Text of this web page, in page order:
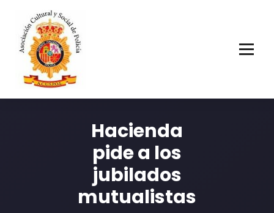
Hacienda
pide a los
jubilados
mutualistas